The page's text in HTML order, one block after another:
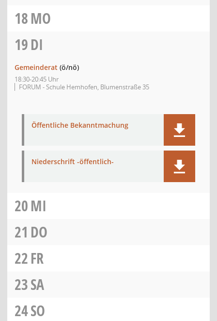
18MO
19DI
Gemeinderat (ö/nö)
18:30-20:45 Uhr
FORUM - Schule Hemhofen, Blumenstraße 35
Öffentliche Bekanntmachung
Niederschrift -öffentlich-
20MI
21 DO
22FR
23SA
24SO